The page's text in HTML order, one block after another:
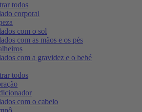
todos
corporal
com o sol
com as mãos e os pés
com a gravidez e o bebé
todos
com o cabelo